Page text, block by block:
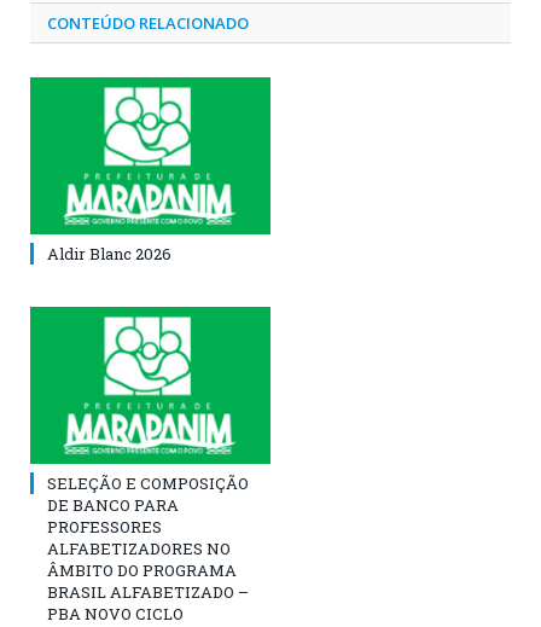
CONTEÚDO RELACIONADO
Aldir Blanc 2026
SELEÇÃO E COMPOSIÇÃO
DE BANCO PARA
PROFESSORES
ALFABETIZADORES NO
ÂMBITO DO PROGRAMA
BRASIL ALFABETIZADO –
PBA NOVO CICLO